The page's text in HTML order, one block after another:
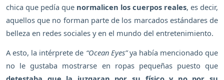
chica que pedía que normalicen los cuerpos reales, es decir,
aquellos que no forman parte de los marcados estándares de
belleza en redes sociales y en el mundo del entretenimiento.
A esto, la intérprete de “Ocean Eyes”ya había mencionado que
no le gustaba mostrarse en ropas pequeñas puesto que